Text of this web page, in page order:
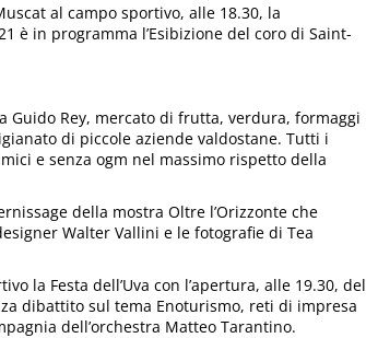
al campo sportivo, alle 18.30, la
è in programma l’Esibizione del coro di Saint-
Guido Rey, mercato di frutta, verdura, formaggi
di piccole aziende valdostane. Tutti i
e senza ogm nel massimo rispetto della
della mostra Oltre l’Orizzonte che
Walter Vallini e le fotografie di Tea
la Festa dell’Uva con l’apertura, alle 19.30, del
dibattito sul tema Enoturismo, reti di impresa
dell’orchestra Matteo Tarantino.